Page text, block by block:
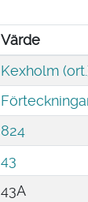
Värde
Kexholm
824
43
43A